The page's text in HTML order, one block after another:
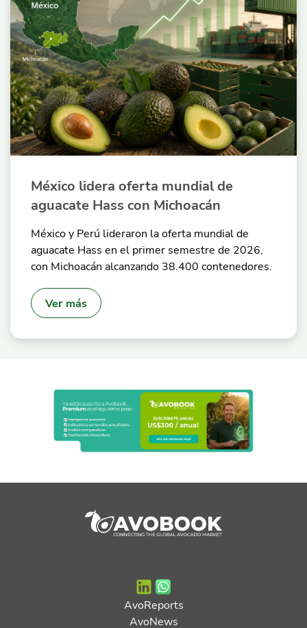
México lidera oferta mundial de
aguacate Hass con Michoacán
México y Perú lideraron la oferta mundial de
aguacate Hass en el primer semestre de 2026,
con Michoacán alcanzando 38.400 contenedores.
Ver más
AvoReports
AvoNews